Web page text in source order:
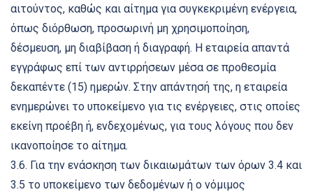
αιτούντος, καθώς και αίτημα για συγκεκριμένη ενέργεια,
όπως διόρθωση, προσωρινή μη χρησιμοποίηση,
δέσμευση, μη διαβίβαση ή διαγραφή. Η εταιρεία απαντά
εγγράφως επί των αντιρρήσεων μέσα σε προθεσμία
δεκαπέντε (15) ημερών. Στην απάντησή της, η εταιρεία
ενημερώνει το υποκείμενο για τις ενέργειες, στις οποίες
εκείνη προέβη ή, ενδεχομένως, για τους λόγους που δεν
ικανοποίησε το αίτημα.
3.6. Για την ενάσκηση των δικαιωμάτων των όρων 3.4 και
3.5 το υποκείμενο των δεδομένων ή ο νόμιμος